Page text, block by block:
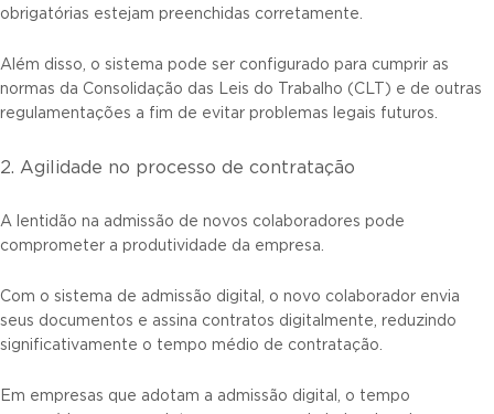
obrigatórias estejam preenchidas corretamente.
Além disso, o sistema pode ser configurado para cumprir as
normas da Consolidação das Leis do Trabalho (CLT) e de outras
regulamentações a fim de evitar problemas legais futuros.
2. Agilidade no processo de contratação
A lentidão na admissão de novos colaboradores pode
comprometer a produtividade da empresa.
Com o sistema de admissão digital, o novo colaborador envia
seus documentos e assina contratos digitalmente, reduzindo
significativamente o tempo médio de contratação.
Em empresas que adotam a admissão digital, o tempo